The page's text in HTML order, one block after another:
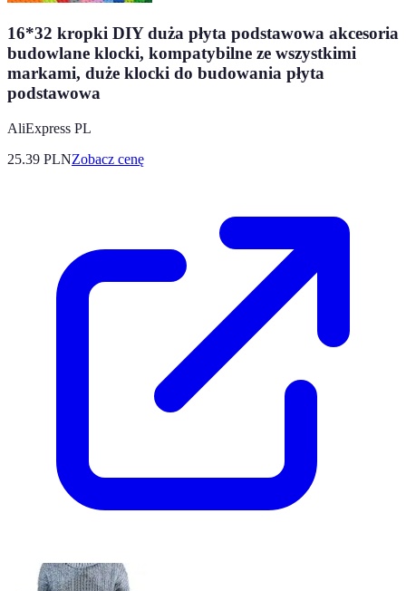
16*32 kropki DIY duża płyta podstawowa akcesoria
budowlane klocki, kompatybilne ze wszystkimi
markami, duże klocki do budowania płyta
podstawowa
AliExpress PL
25.39 PLNZobacz cenę